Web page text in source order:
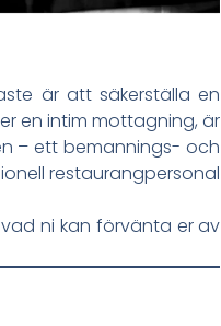
är att säkerställa en
en intim mottagning, är
– ett bemannings- och
restaurangpersonal
ni kan förvänta er av